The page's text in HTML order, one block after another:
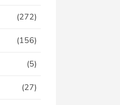
(272)
(156)
(5)
(27)